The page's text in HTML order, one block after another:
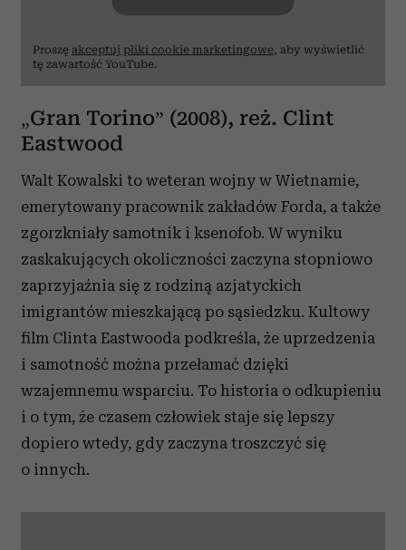
Proszę akceptuj pliki cookie marketingowe, aby wyświetlić
tę zawartość YouTube.
„Gran Torino” (2008), reż. Clint
Eastwood
Walt Kowalski to weteran wojny w Wietnamie,
emerytowany pracownik zakładów Forda, a także
zgorzkniały samotnik i ksenofob. W wyniku
zaskakujących okoliczności zaczyna stopniowo
zaprzyjaźnia się z rodziną azjatyckich
imigrantów mieszkającą po sąsiedzku. Kultowy
film Clinta Eastwooda podkreśla, że uprzedzenia
i samotność można przełamać dzięki
wzajemnemu wsparciu. To historia o odkupieniu
i o tym, że czasem człowiek staje się lepszy
dopiero wtedy, gdy zaczyna troszczyć się
o innych.